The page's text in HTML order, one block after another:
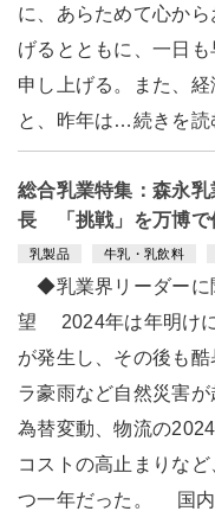
に、あらためて心から
げるとともに、一日
申し上げる。また、経
と、昨年は…続きを読
総合乳業特集：森永
長 「挑戦」を万博で
乳製品 牛乳・乳飲料
◆乳業界リーダーに
望 2024年は年明け
が発生し、その後も酷
ラ豪雨など自然災害が
為替変動、物流の
コストの高止まりな
つ一年だった。 国内